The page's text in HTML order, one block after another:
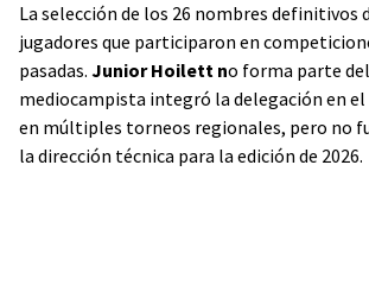
La selección de los 26 nombres definitivos
jugadores que participaron en
pasadas. Junior Hoilett no forma parte
mediocampista integró la delegación en el
en múltiples torneos regionales, pero no
la dirección técnica para la edición de 2026.